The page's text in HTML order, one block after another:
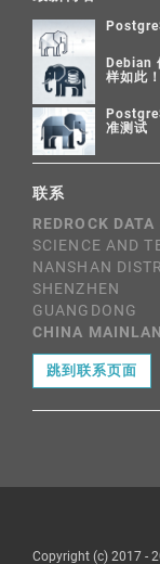
Debian
样如此！
准测试
联系
REDROCK
SCIENCE AND
NANSHAN
SHENZHEN
GUANGDONG
CHINA
跳到联系页面
Copyright (c) 2017 -